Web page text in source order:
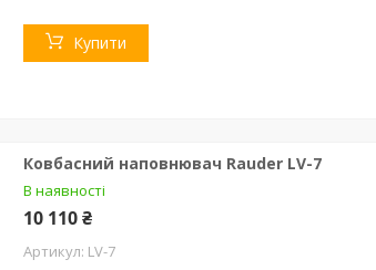
Купити
Ковбасний наповнювач Rauder LV-7
В наявності
10 110 ₴
LV-7